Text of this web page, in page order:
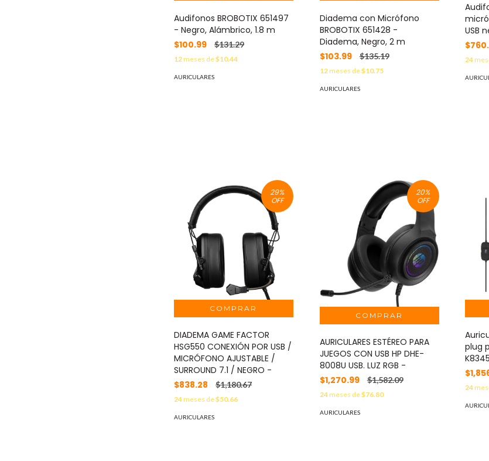
Audifonos BROBOTIX 651497
- Negro, Alámbrico, 1.8 m
$100.99
$131.29
12meses de$10.44
AURICULARES
Diadema con Micrófono
BROBOTIX 651428 -
Diadema, Negro, 2 m
$103.99
$135.19
12meses de$10.75
AURICULARES
USB
24
29%
OFF
DIADEMA GAME FACTOR
HSG550 CONEXIÓN POR USB /
MICRÓFONO AJUSTABLE /
SURROUND 7.1 / NEGRO -
$838.28
$1,180.67
24meses de$50.66
AURICULARES
20%
OFF
AURICULARES ESTÉREO PARA
JUEGOS CON USB HP DHE-
8008U USB. LUZ RGB -
$1,270.99
$1,582.09
24meses de$76.80
AURICULARES
plug
24